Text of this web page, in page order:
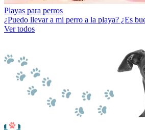
Playas para perros
¿Puedo llevar a mi perro a la playa? ¿Es
Ver todos